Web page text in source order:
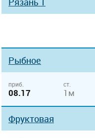
Рыбное
приб.
08.17
ст.
1м
Фруктовая